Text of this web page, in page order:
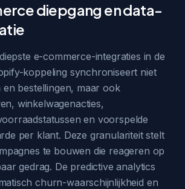
diepgang en data-
e-commerce-integraties in de
koppeling synchroniseert niet
bestellingen, maar ook
winkelwagenacties,
en voorspelde
per klant. Deze granulariteit stelt
te bouwen die reageren op
gedrag. De predictive analytics
churn-waarschijnlijkheid en